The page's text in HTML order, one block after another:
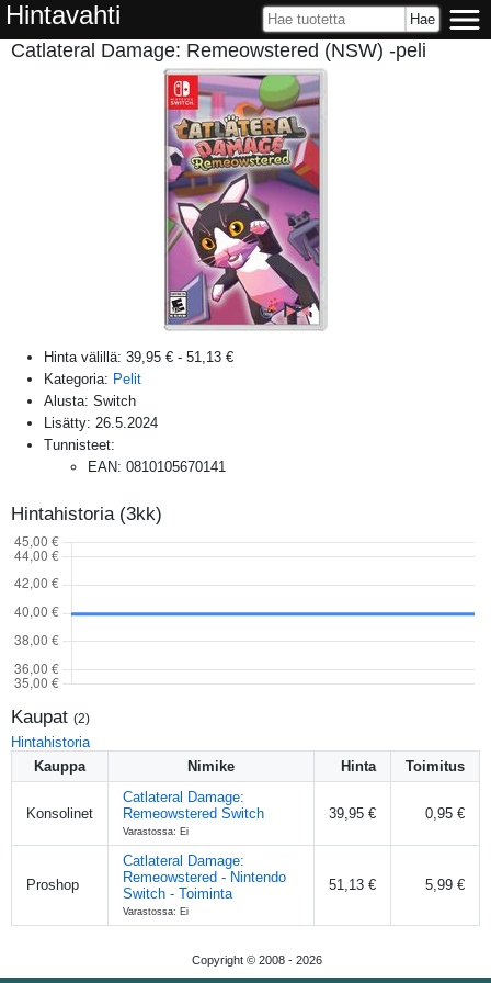
Hintavahti
Catlateral Damage: Remeowstered (NSW) -peli
Hinta välillä: 39,95 € - 51,13 €
Kategoria: Pelit
Alusta: Switch
Lisätty: 26.5.2024
Tunnisteet:
EAN: 0810105670141
Hintahistoria (3kk)
Kaupat (2)
Hintahistoria
Kauppa
Nimike Hinta Toimitus
Konsolinet
Catlateral Damage:
Remeowstered Switch
Varastossa: Ei
39,95 € 0,95 €
Proshop
Catlateral Damage:
Remeowstered - Nintendo
Switch - Toiminta
Varastossa: Ei
51,13 € 5,99 €
Copyright © 2008 - 2026